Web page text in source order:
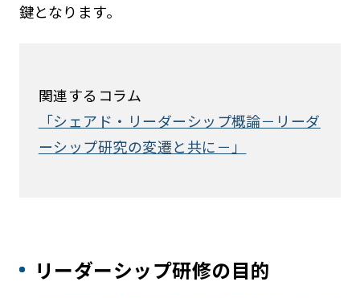
鍵となります。
関連するコラム
「シェアド・リーダーシップ概論－リーダ
ーシップ研究の変遷と共に－」
リーダーシップ研修の目的